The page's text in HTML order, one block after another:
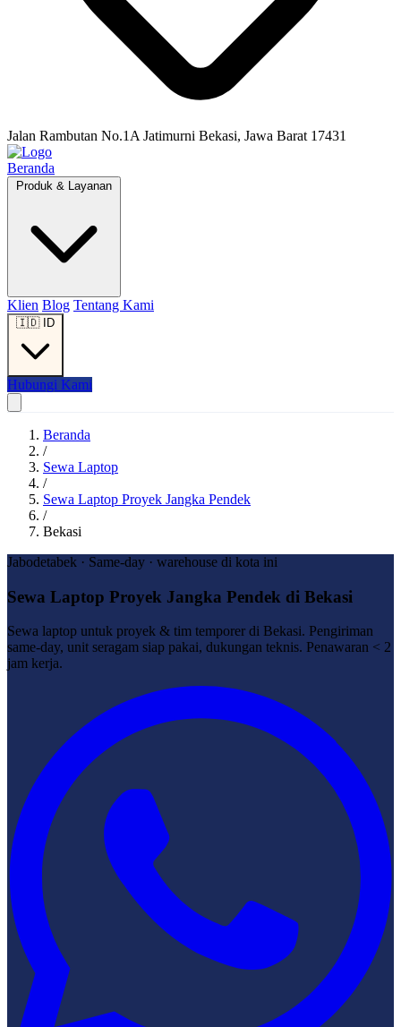
Jalan Rambutan No.1A Jatimurni Bekasi, Jawa Barat 17431
Beranda
Produk & Layanan
Klien Blog Tentang Kami
🇮🇩 ID
Hubungi Kami
Beranda
/
Sewa Laptop
/
Sewa Laptop Proyek Jangka Pendek
/
Bekasi
Jabodetabek · Same-day · warehouse di kota ini
Sewa Laptop Proyek Jangka Pendek di Bekasi
Sewa laptop untuk proyek & tim temporer di Bekasi. Pengiriman
same-day, unit seragam siap pakai, dukungan teknis. Penawaran < 2
jam kerja.